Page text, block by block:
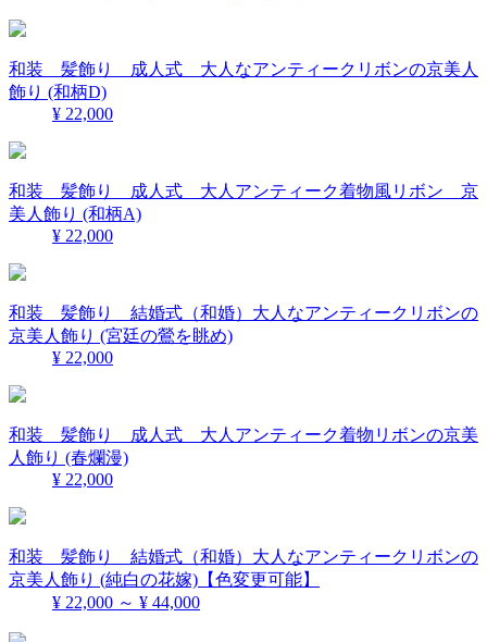
和装 髪飾り 成人式 大人なアンティークリボンの京美人
飾り (和柄D)
¥ 22,000
和装 髪飾り 成人式 大人アンティーク着物風リボン 京
美人飾り (和柄A)
¥ 22,000
和装 髪飾り 結婚式（和婚）大人なアンティークリボンの
京美人飾り (宮廷の鶯を眺め)
¥ 22,000
和装 髪飾り 成人式 大人アンティーク着物リボンの京美
人飾り (春爛漫)
¥ 22,000
和装 髪飾り 結婚式（和婚）大人なアンティークリボンの
京美人飾り (純白の花嫁)【色変更可能】
¥ 22,000 ～ ¥ 44,000